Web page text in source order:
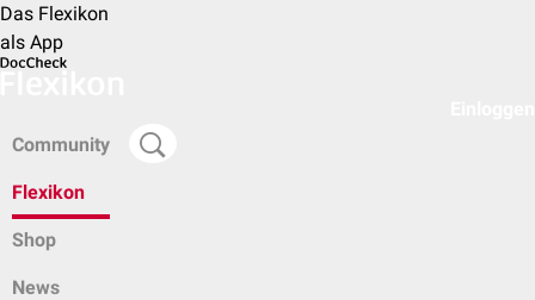
Das Flexikon
als App
Community
Flexikon
Shop
News